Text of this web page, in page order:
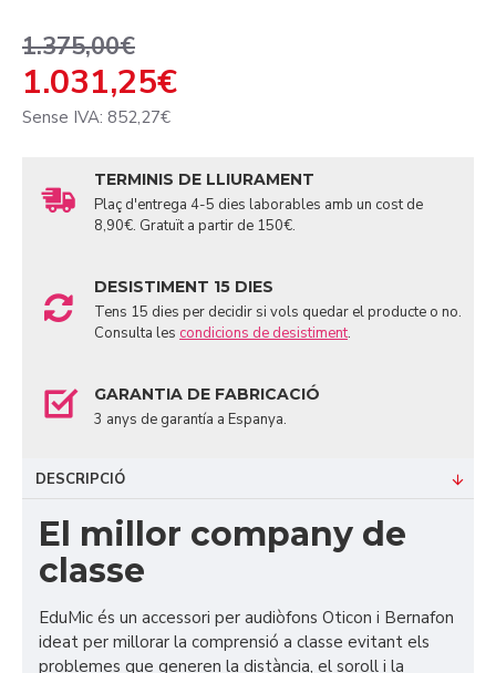
1.031,25€
1.375,00€
Sense IVA: 852,27€
TERMINIS DE LLIURAMENT
Plaç d'entrega 4-5 dies laborables amb un cost de
8,90€. Gratuït a partir de 150€.
DESISTIMENT 15 DIES
Tens 15 dies per decidir si vols quedar el producte o no.
Consulta les condicions de desistiment.
GARANTIA DE FABRICACIÓ
3 anys de garantía a Espanya.
DESCRIPCIÓ
El millor company de
classe
EduMic és un accessori per audiòfons Oticon i Bernafon
ideat per millorar la comprensió a classe evitant els
problemes que generen la distància, el soroll i la